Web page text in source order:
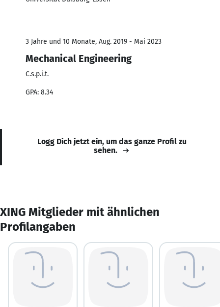
3 Jahre und 10 Monate, Aug. 2019 - Mai 2023
Mechanical Engineering
C.s.p.i.t.
GPA: 8.34
Logg Dich jetzt ein, um das ganze Profil zu
sehen.
XING Mitglieder mit ähnlichen
Profilangaben